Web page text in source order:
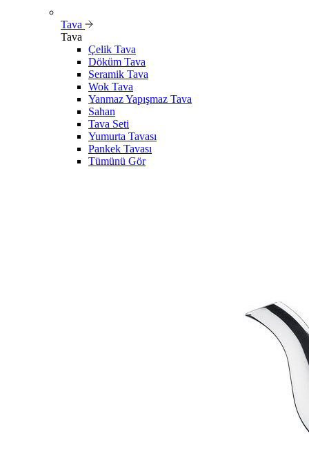
Tava
Tava
Çelik Tava
Döküm Tava
Seramik Tava
Wok Tava
Yanmaz Yapışmaz Tava
Sahan
Tava Seti
Yumurta Tavası
Pankek Tavası
Tümünü Gör